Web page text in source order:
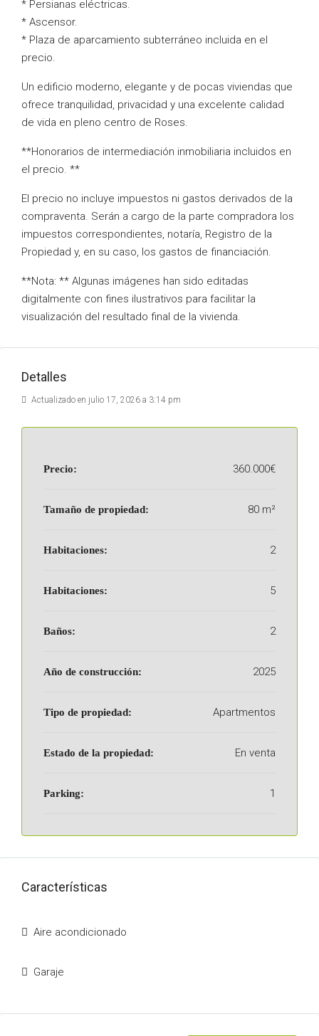
* Persianas eléctricas.
* Ascensor.
* Plaza de aparcamiento subterráneo incluida en el
precio.
Un edificio moderno, elegante y de pocas viviendas que
ofrece tranquilidad, privacidad y una excelente calidad
de vida en pleno centro de Roses.
**Honorarios de intermediación inmobiliaria incluidos en
el precio. **
El precio no incluye impuestos ni gastos derivados de la
compraventa. Serán a cargo de la parte compradora los
impuestos correspondientes, notaría, Registro de la
Propiedad y, en su caso, los gastos de financiación.
**Nota: ** Algunas imágenes han sido editadas
digitalmente con fines ilustrativos para facilitar la
visualización del resultado final de la vivienda.
Detalles
Actualizado en julio 17, 2026 a 3:14 pm
Precio: 360.000€
Tamaño de propiedad: 80 m²
Habitaciones: 2
Habitaciones: 5
Baños: 2
Año de construcción: 2025
Tipo de propiedad: Apartmentos
Estado de la propiedad: En venta
Parking: 1
Características
Aire acondicionado
Garaje